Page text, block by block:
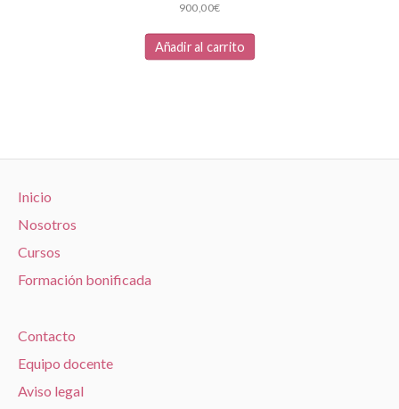
900,00€
Añadir al carrito
Inicio
Nosotros
Cursos
Formación bonificada
Contacto
Equipo docente
Aviso legal